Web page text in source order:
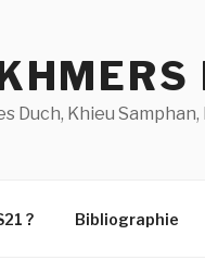
Duch, Khieu
? Bibliographie